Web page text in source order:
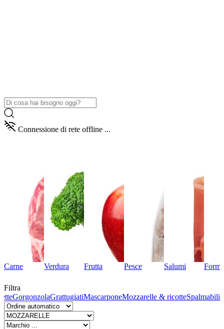
Connessione di rete offline ...
Carne Verdura Frutta Pesce Salumi
Filtra
GorgonzolaGrattugiatiMascarponeMozzarelle & ricotteSpalmabili